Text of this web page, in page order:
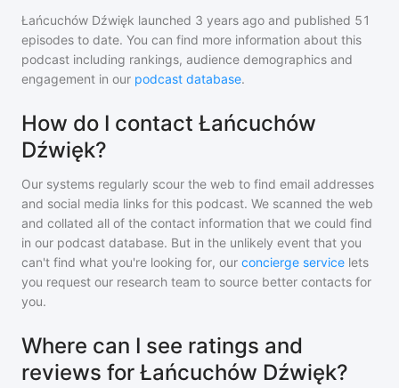
Łańcuchów Dźwięk launched 3 years ago and published 51
episodes to date. You can find more information about this
podcast including rankings, audience demographics and
engagement in our podcast database.
How do I contact Łańcuchów
Dźwięk?
Our systems regularly scour the web to find email addresses
and social media links for this podcast. We scanned the web
and collated all of the contact information that we could find
in our podcast database. But in the unlikely event that you
can't find what you're looking for, our concierge service lets
you request our research team to source better contacts for
you.
Where can I see ratings and
reviews for Łańcuchów Dźwięk?